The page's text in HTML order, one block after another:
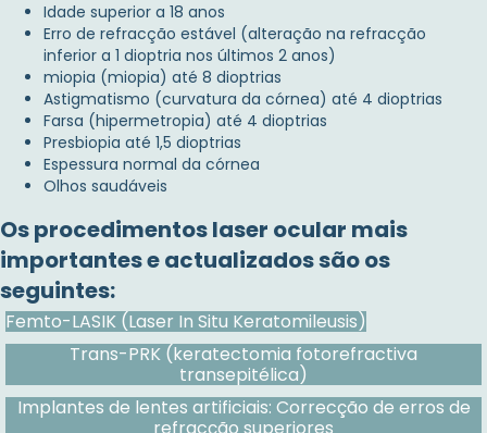
Idade superior a 18 anos
Erro de refracção estável (alteração na refracção
inferior a 1 dioptria nos últimos 2 anos)
miopia (miopia) até 8 dioptrias
Astigmatismo (curvatura da córnea) até 4 dioptrias
Farsa (hipermetropia) até 4 dioptrias
Presbiopia até 1,5 dioptrias
Espessura normal da córnea
Olhos saudáveis
Os procedimentos laser ocular mais
importantes e actualizados são os
seguintes:
Femto-LASIK (Laser In Situ Keratomileusis)
Trans-PRK (keratectomia fotorefractiva
transepitélica)
Implantes de lentes artificiais: Correcção de erros de